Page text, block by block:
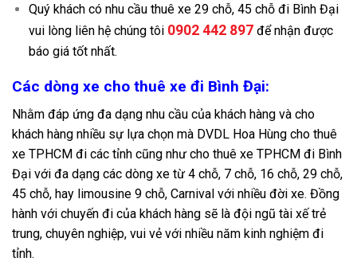
Quý khách có nhu cầu thuê xe 29 chỗ, 45 chỗ đi Bình Đại
vui lòng liên hệ chúng tôi 0902 442 897để nhận được
báo giá tốt nhất.
Các dòng xe cho thuê xe đi Bình Đại:
Nhằm đáp ứng đa dạng nhu cầu của khách hàng và cho
khách hàng nhiều sự lựa chọn mà DVDL Hoa Hùng cho thuê
xe TPHCM đi các tỉnh cũng như cho thuê xe TPHCM đi Bình
Đại với đa dạng các dòng xe từ 4 chỗ, 7 chỗ, 16 chỗ, 29 chỗ,
45 chỗ, hay limousine 9 chỗ, Carnival với nhiều đời xe. Đồng
hành với chuyến đi của khách hàng sẽ là đội ngũ tài xế trẻ
trung, chuyên nghiệp, vui vẻ với nhiều năm kinh nghiệm đi
tỉnh.